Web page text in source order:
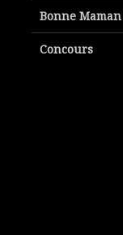
Bonne
Concours